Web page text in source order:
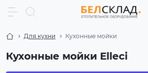
Для кухни Кухонные мойки
Кухонные мойки Elleci